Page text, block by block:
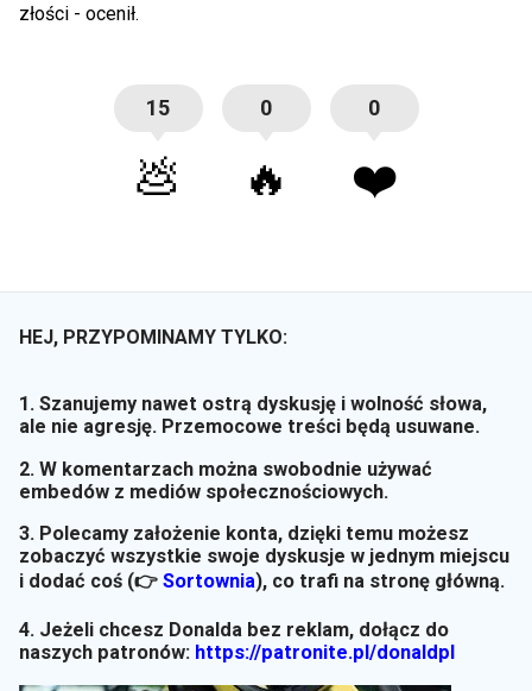
złości - ocenił.
15
💩
0
🔥
0
❤️
HEJ, PRZYPOMINAMY TYLKO:
1. Szanujemy nawet ostrą dyskusję i wolność słowa,
ale nie agresję. Przemocowe treści będą usuwane.
2. W komentarzach można swobodnie używać
embedów z mediów społecznościowych.
3. Polecamy założenie konta, dzięki temu możesz
zobaczyć wszystkie swoje dyskusje w jednym miejscu
i dodać coś (👉 Sortownia), co trafi na stronę główną.
4. Jeżeli chcesz Donalda bez reklam, dołącz do
naszych patronów: https://patronite.pl/donaldpl